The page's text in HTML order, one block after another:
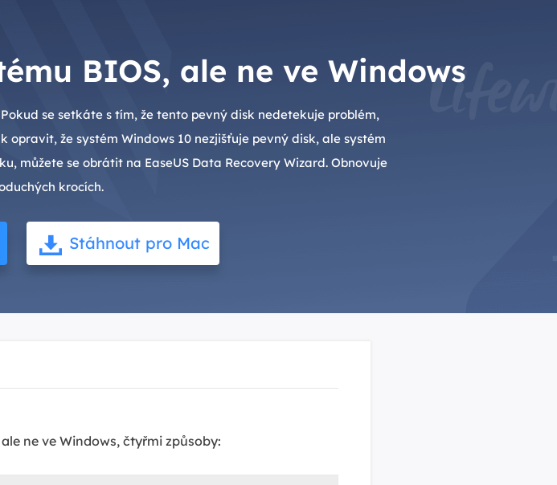
BIOS, ale ne ve Windows
se setkáte s tím, že tento pevný disk nedetekuje problém,
že systém Windows 10 nezjišťuje pevný disk, ale systém
můžete se obrátit na EaseUS Data Recovery Wizard. Obnovuje
krocích.
Stáhnout pro Mac
ne ve Windows, čtyřmi způsoby: